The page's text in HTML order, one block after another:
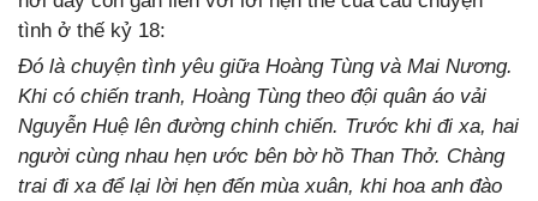
tình ở thế kỷ 18:
Đó là chuyện tình yêu giữa Hoàng Tùng và Mai Nương.
Khi có chiến tranh, Hoàng Tùng theo đội quân áo vải
Nguyễn Huệ lên đường chinh chiến. Trước khi đi xa, hai
người cùng nhau hẹn ước bên bờ hồ Than Thở. Chàng
trai đi xa để lại lời hẹn đến mùa xuân, khi hoa anh đào